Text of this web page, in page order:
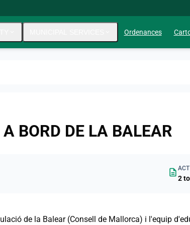
Ordenances
A BORD DE LA BALEAR
description2
de la Balear (Consell de Mallorca) i l'equip